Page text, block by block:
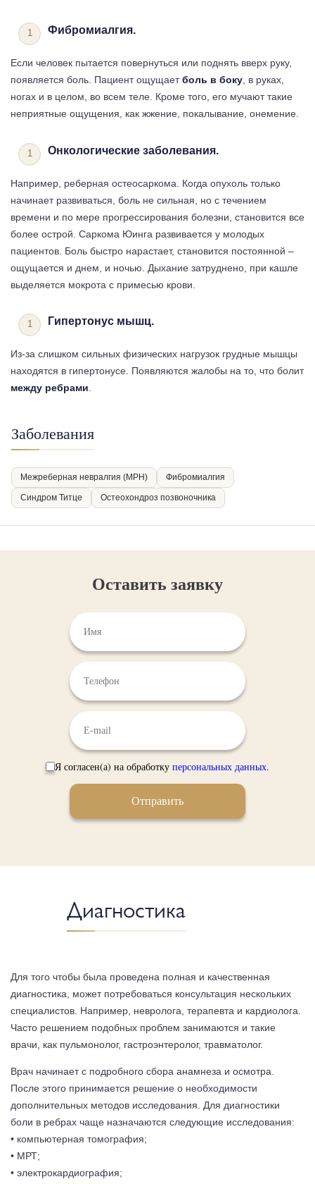
Фибромиалгия.
Если человек пытается повернуться или поднять вверх руку,
появляется боль. Пациент ощущаетболь в боку, в руках,
ногах и в целом, во всем теле. Кроме того, его мучают такие
неприятные ощущения, как жжение, покалывание, онемение.
Онкологические заболевания.
Например, реберная остеосаркома. Когда опухоль только
начинает развиваться, боль не сильная, но с течением
времени и по мере прогрессирования болезни, становится все
более острой. Саркома Юинга развивается у молодых
пациентов. Боль быстро нарастает, становится постоянной –
ощущается и днем, и ночью. Дыхание затруднено, при кашле
выделяется мокрота с примесью крови.
Гипертонус мышц.
Из-за слишком сильных физических нагрузок грудные мышцы
находятся в гипертонусе. Появляются жалобы на то, что болит
между ребрами
Заболевания
Межреберная невралгия (МРН) Фибромиалгия
Синдром Титце Остеохондроз позвоночника
Оставить заявку
Я согласен(а) на обработку персональных данных.
Диагностика
Для того чтобы была проведена полная и качественная
диагностика, может потребоваться консультация нескольких
специалистов. Например, невролога, терапевта и кардиолога.
Часто решением подобных проблем занимаются и такие
врачи, как пульмонолог, гастроэнтеролог, травматолог.
Врач начинает с подробного сбора анамнеза и осмотра.
После этого принимается решение о необходимости
дополнительных методов исследования. Для диагностики
боли в ребрах чаще назначаются следующие исследования:
• компьютерная томография;
• МРТ;
• электрокардиография;